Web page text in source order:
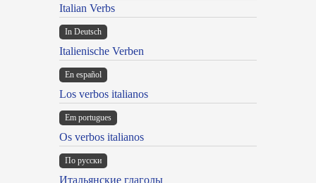
Italian Verbs
In Deutsch
Italienische Verben
En español
Los verbos italianos
Em portugues
Os verbos italianos
По русски
Итальянские глаголы